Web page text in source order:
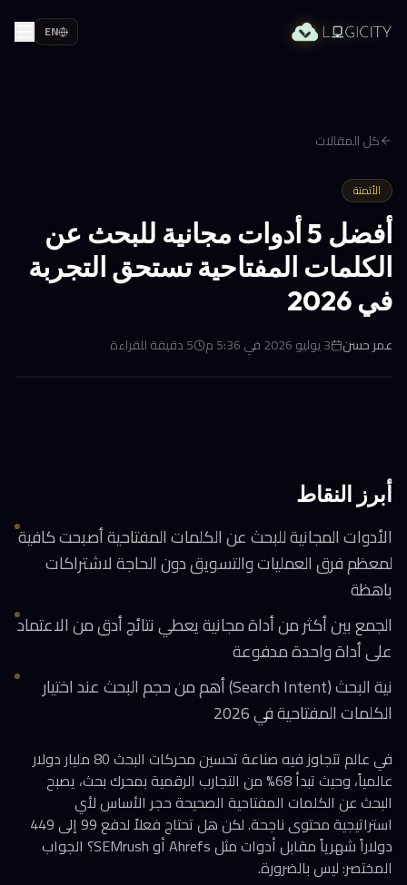
EN
كل المقالات
الأتمتة
أفضل 5 أدوات مجانية للبحث عن
الكلمات المفتاحية تستحق التجربة
في 2026
عمر حسن 3 يوليو 2026 في 5:36 م 5دقيقة للقراءة
أبرز النقاط
الأدوات المجانية للبحث عن الكلمات المفتاحية أصبحت كافية
لمعظم فرق العمليات والتسويق دون الحاجة لاشتراكات
باهظة
الجمع بين أكثر من أداة مجانية يعطي نتائج أدق من الاعتماد
على أداة واحدة مدفوعة
نية البحث (Search Intent) أهم من حجم البحث عند اختيار
الكلمات المفتاحية في 2026
في عالم تتجاوز فيه صناعة تحسين محركات البحث 80 مليار دولار
عالمياً، وحيث تبدأ 68% من التجارب الرقمية بمحرك بحث، يصبح
البحث عن الكلمات المفتاحية الصحيحة حجر الأساس لأي
استراتيجية محتوى ناجحة. لكن هل تحتاج فعلاً لدفع 99 إلى 449
دولاراً شهرياً مقابل أدوات مثل Ahrefs أو SEMrush؟ الجواب
المختصر: ليس بالضرورة.